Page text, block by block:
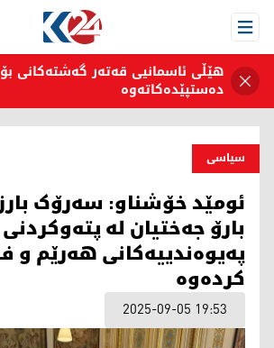
Open Menu
هێڵی ئاسمانیی قەتەر گەشتەکانی
دەستپێدەکاتەوە
سیاسی
ئومێد خۆشناو: سەرۆک
بارۆ جەختیان لە پته‌وکردنی
پەیوەندییەکانی هه‌رێم و
كرده‌وه‌
2025-09-05 19:53